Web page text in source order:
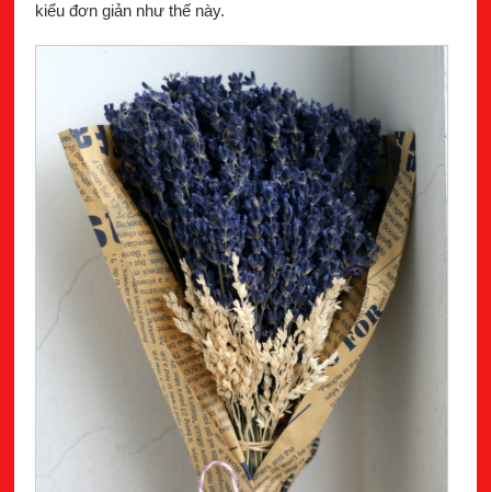
kiểu đơn giản như thế này.